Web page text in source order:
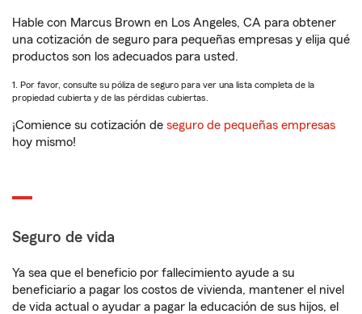
Hable con Marcus Brown en Los Angeles, CA para obtener
una cotización de seguro para pequeñas empresas y elija qué
productos son los adecuados para usted.
1. Por favor, consulte su póliza de seguro para ver una lista completa de la
propiedad cubierta y de las pérdidas cubiertas.
¡Comience su cotización de seguro de pequeñas empresas
hoy mismo!
Seguro de vida
Ya sea que el beneficio por fallecimiento ayude a su
beneficiario a pagar los costos de vivienda, mantener el nivel
de vida actual o ayudar a pagar la educación de sus hijos, el